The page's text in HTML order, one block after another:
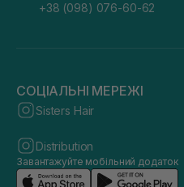
+38 (098) 076-60-62
СОЦІАЛЬНІ МЕРЕЖІ
Sisters Hair
Distribution
Завантажуйте мобільний додаток